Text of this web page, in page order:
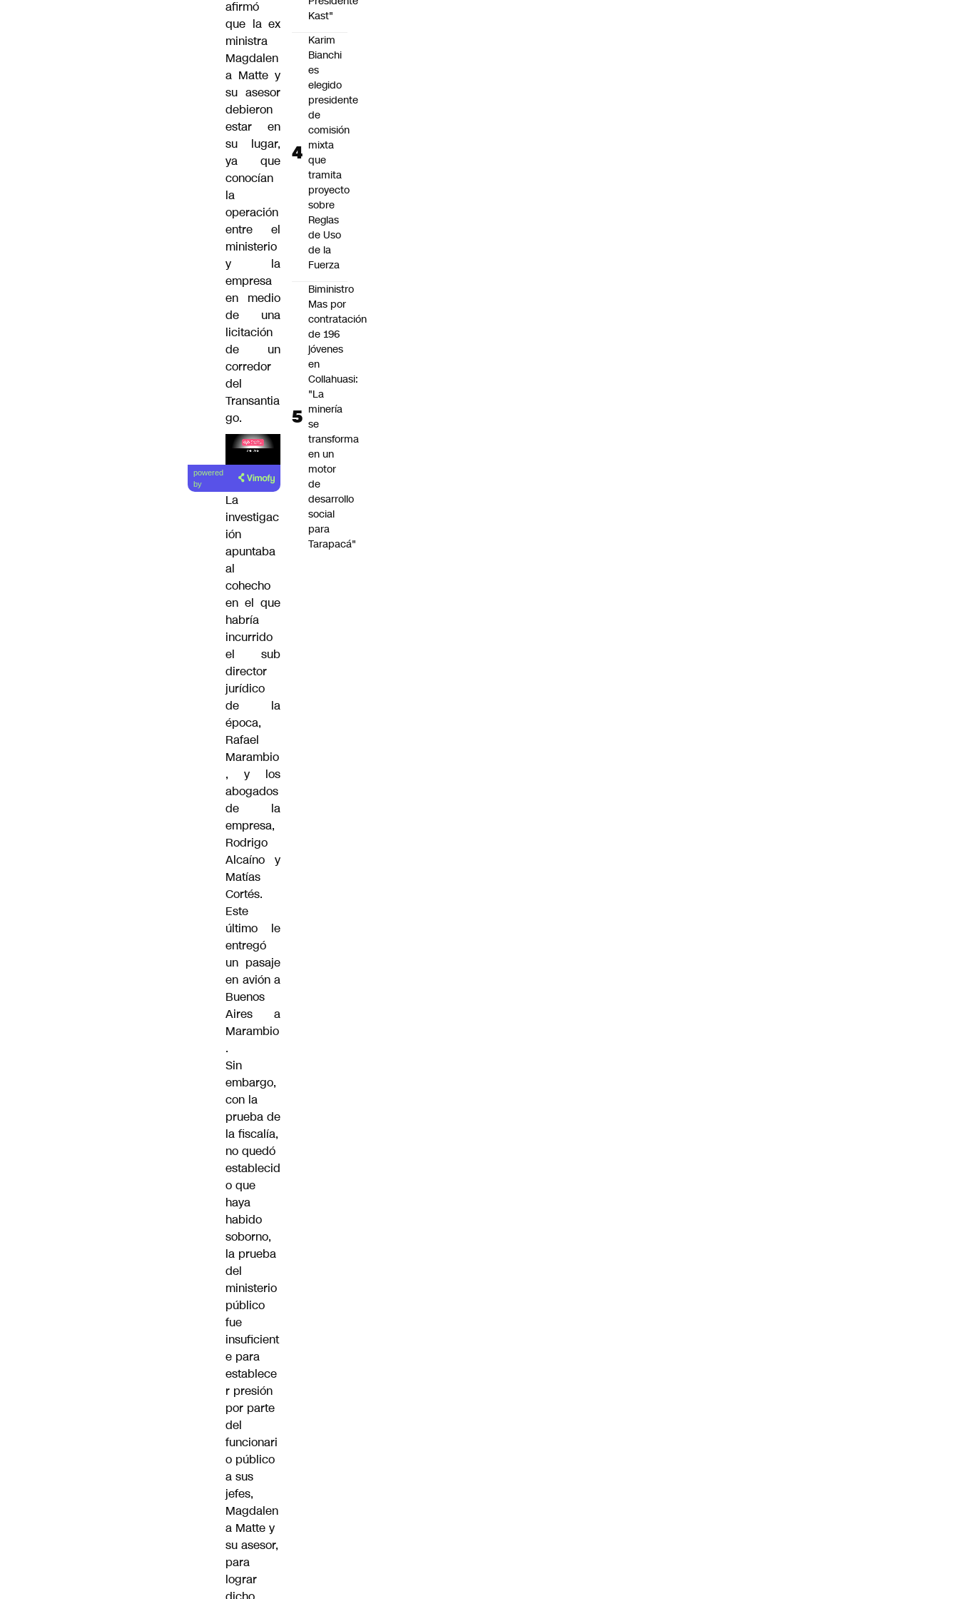
afirmó
que la ex
ministra
Magdalen
a Matte y
su asesor
debieron
estar en
su lugar,
ya que
conocían
la
operación
entre el
ministerio
y la
empresa
en medio
de una
licitación
de un
corredor
del
Transantia
go.
Lea el
artículo
powered
by
La
investigac
ión
apuntaba
al
cohecho
en el que
habría
incurrido
el sub
director
jurídico
de la
época,
Rafael
Marambio
, y los
abogados
de la
empresa,
Rodrigo
Alcaíno y
Matías
Cortés.
Este
último le
entregó
un pasaje
en avión a
Buenos
Aires a
Marambio
.
Sin
embargo,
con la
prueba de
la fiscalía,
no quedó
establecid
o que
haya
habido
soborno,
la prueba
del
ministerio
público
fue
insuficient
e para
establece
r presión
por parte
del
funcionari
o público
a sus
jefes,
Magdalen
a Matte y
su asesor,
para
lograr
Kast"
Karim
Bianchi
es
elegido
presidente
de
comisión
mixta
que
tramita
proyecto
sobre
Reglas
de Uso
de la
Fuerza
Biministro
Mas por
contratación
de 196
jóvenes
en
Collahuasi:
"La
minería
se
transforma
en un
motor
de
desarrollo
social
para
Tarapacá"